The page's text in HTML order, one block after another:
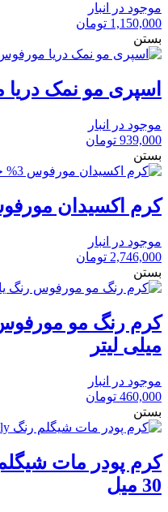
موجود در انبار
1,150,000 تومان
بستن
اسپری مو نمک دریا
موجود در انبار
939,000 تومان
بستن
کرم اکسیدان مورفوس 3% حجم 4
موجود در انبار
2,746,000 تومان
بستن
میلی لیتر
موجود در انبار
460,000 تومان
بستن
30 میل